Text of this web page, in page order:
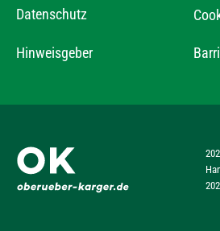
Datenschutz
Hinweisgeber